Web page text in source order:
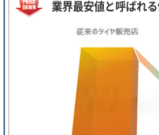
業界最安値と呼ばれ